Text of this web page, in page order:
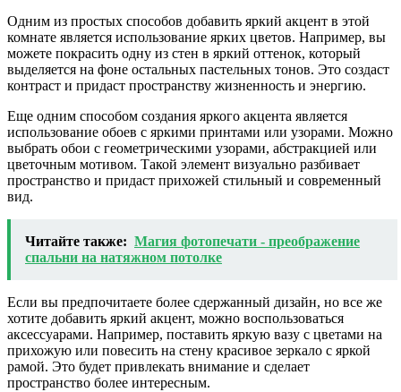
Одним из простых способов добавить яркий акцент в этой
комнате является использование ярких цветов. Например, вы
можете покрасить одну из стен в яркий оттенок, который
выделяется на фоне остальных пастельных тонов. Это создаст
контраст и придаст пространству жизненность и энергию.
Еще одним способом создания яркого акцента является
использование обоев с яркими принтами или узорами. Можно
выбрать обои с геометрическими узорами, абстракцией или
цветочным мотивом. Такой элемент визуально разбивает
пространство и придаст прихожей стильный и современный
вид.
Читайте также: Магия фотопечати - преображение
спальни на натяжном потолке
Если вы предпочитаете более сдержанный дизайн, но все же
хотите добавить яркий акцент, можно воспользоваться
аксессуарами. Например, поставить яркую вазу с цветами на
прихожую или повесить на стену красивое зеркало с яркой
рамой. Это будет привлекать внимание и сделает
пространство более интересным.